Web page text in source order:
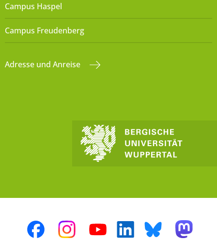
Campus Haspel
Campus Freudenberg
Adresse und Anreise